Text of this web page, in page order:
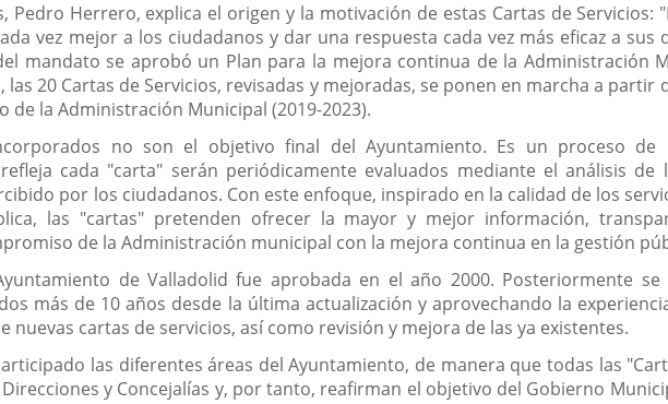
Pedro Herrero, explica el origen y la motivación de estas Cartas de Servicios:
vez mejor a los ciudadanos y dar una respuesta cada vez más eficaz a sus
mandato se aprobó un Plan para la mejora continua de la Administración
las 20 Cartas de Servicios, revisadas y mejoradas, se ponen en marcha a
la Administración Municipal (2019-2023).
no son el objetivo final del Ayuntamiento. Es un proceso de
cada "carta" serán periódicamente evaluados mediante el análisis
por los ciudadanos. Con este enfoque, inspirado en la calidad de los
las "cartas" pretenden ofrecer la mayor y mejor información,
de la Administración municipal con la mejora continua en la gestión
de Valladolid fue aprobada en el año 2000. Posteriormente
más de 10 años desde la última actualización y aprovechando la
cartas de servicios, así como revisión y mejora de las ya existentes.
las diferentes áreas del Ayuntamiento, de manera que todas las
y Concejalías y, por tanto, reafirman el objetivo del Gobierno